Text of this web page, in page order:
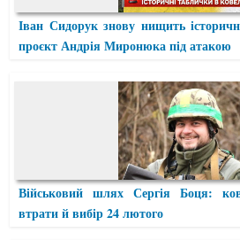
Іван Сидорук знову нищить
проєкт Андрія Миронюка під атакою
Військовий шлях Сергія Боця:
втрати й вибір 24 лютого